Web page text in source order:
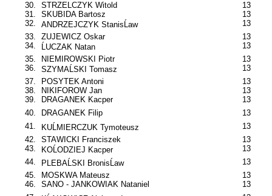
30.
STRZELCZYK Witold 13
31.
SKUBIDA Bartosz 13
32.
ANDRZEJCZYK StanisĹaw 13
33.
ZUJEWICZ Oskar 13
34.
ĹUCZAK Natan 13
35.
NIEMIROWSKI Piotr 13
36.
SZYMAĹSKI Tomasz 13
37.
POSYTEK Antoni 13
38.
NIKIFOROW Jan 13
39.
DRAGANEK Kacper 13
40.
DRAGANEK Filip 13
41.
KUĹMIERCZUK Tymoteusz 13
42.
STAWICKI Franciszek 13
43.
KOĹODZIEJ Kacper 13
44.
PLEBAĹSKI BronisĹaw 13
45.
MOSKWA Mateusz 13
46.
SANO - JANKOWIAK Nataniel 13